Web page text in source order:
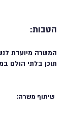
הטבות:
המשרה מיועדת
תוכן בלתי הולם
שיתוף משרה: